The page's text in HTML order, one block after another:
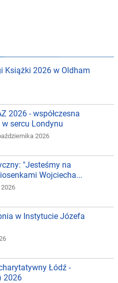
Książki 2026 w Oldham
2026 - współczesna
sercu Londynu
2026
"Jesteśmy na
Wojciecha...
w Instytucie Józefa
Łódź -
2026